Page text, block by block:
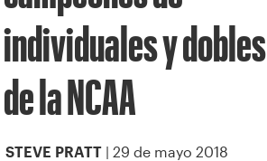
individuales y dobles
de la NCAA
STEVE PRATT | 29 de mayo 2018